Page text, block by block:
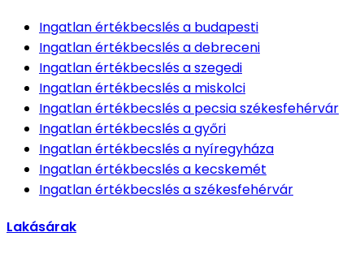
Ingatlan értékbecslésa budapesti
Ingatlan értékbecslésa debreceni
Ingatlan értékbecslésa szegedi
Ingatlan értékbecslésa miskolci
Ingatlan értékbecslésa pecsia székesfehérvár
Ingatlan értékbecslésa győri
Ingatlan értékbecslésa nyíregyháza
Ingatlan értékbecslésa kecskemét
Ingatlan értékbecslésa székesfehérvár
Lakásárak